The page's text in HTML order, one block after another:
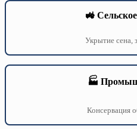
🚜
Укрытие сена,
🏭
Консервация